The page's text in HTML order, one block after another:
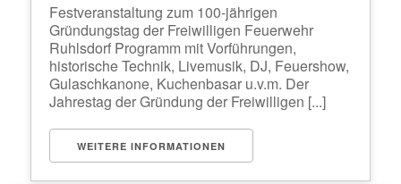
Festveranstaltung zum 100-jährigen
Gründungstag der Freiwilligen Feuerwehr
Ruhlsdorf Programm mit Vorführungen,
historische Technik, Livemusik, DJ, Feuershow,
Gulaschkanone, Kuchenbasar u.v.m. Der
Jahrestag der Gründung der Freiwilligen [...]
WEITERE INFORMATIONEN